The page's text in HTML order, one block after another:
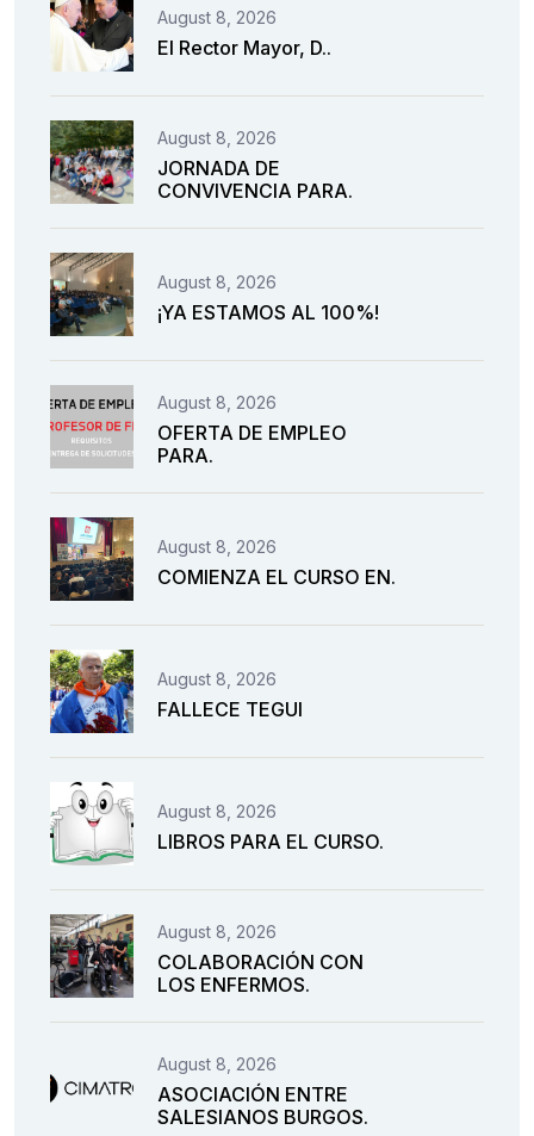
August 8, 2026
El Rector Mayor, D..
August 8, 2026
JORNADA DE
CONVIVENCIA PARA.
August 8, 2026
¡YA ESTAMOS AL 100%!
August 8, 2026
OFERTA DE EMPLEO
PARA.
August 8, 2026
COMIENZA EL CURSO EN.
August 8, 2026
FALLECE TEGUI
August 8, 2026
LIBROS PARA EL CURSO.
August 8, 2026
COLABORACIÓN CON
LOS ENFERMOS.
August 8, 2026
ASOCIACIÓN ENTRE
SALESIANOS BURGOS.